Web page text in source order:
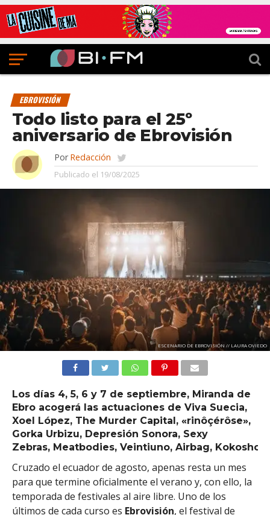
EBROVISIÓN
Todo listo para el 25º
aniversario de Ebrovisión
Por Redacción
Publicado el 19/08/2025
ESCENARIO DE EBROVISIÓN // LAURA OVIEDO
Los días 4, 5, 6 y 7 de septiembre, Miranda de
Ebro acogerá las actuaciones de Viva Suecia,
Xoel López, The Murder Capital, «rinôçérôse»,
Gorka Urbizu, Depresión Sonora, Sexy
Zebras, Meatbodies, Veintiuno, Airbag,
Cruzado el ecuador de agosto, apenas resta un mes
para que termine oficialmente el verano y, con ello, la
temporada de festivales al aire libre. Uno de los
últimos de cada curso es Ebrovisión, el festival de